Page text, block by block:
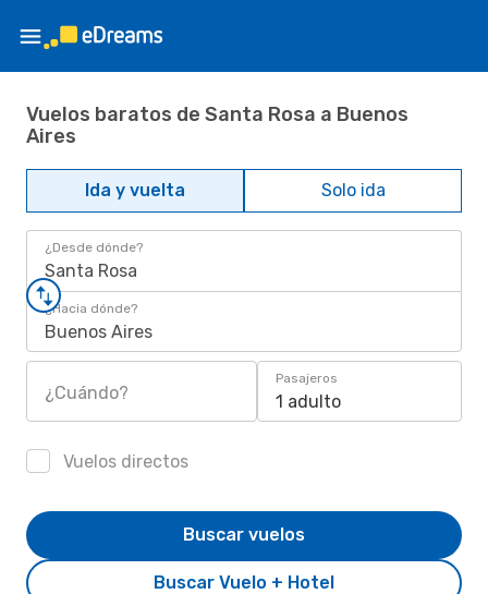
Vuelos baratos de Santa Rosa a Buenos
Aires
Ida y vuelta Solo ida
¿Desde dónde?
Santa Rosa
¿Hacia dónde?
Buenos Aires
¿Cuándo?
Pasajeros
1 adulto
Vuelos directos
Buscar Vuelo + Hotel
Buscar vuelos